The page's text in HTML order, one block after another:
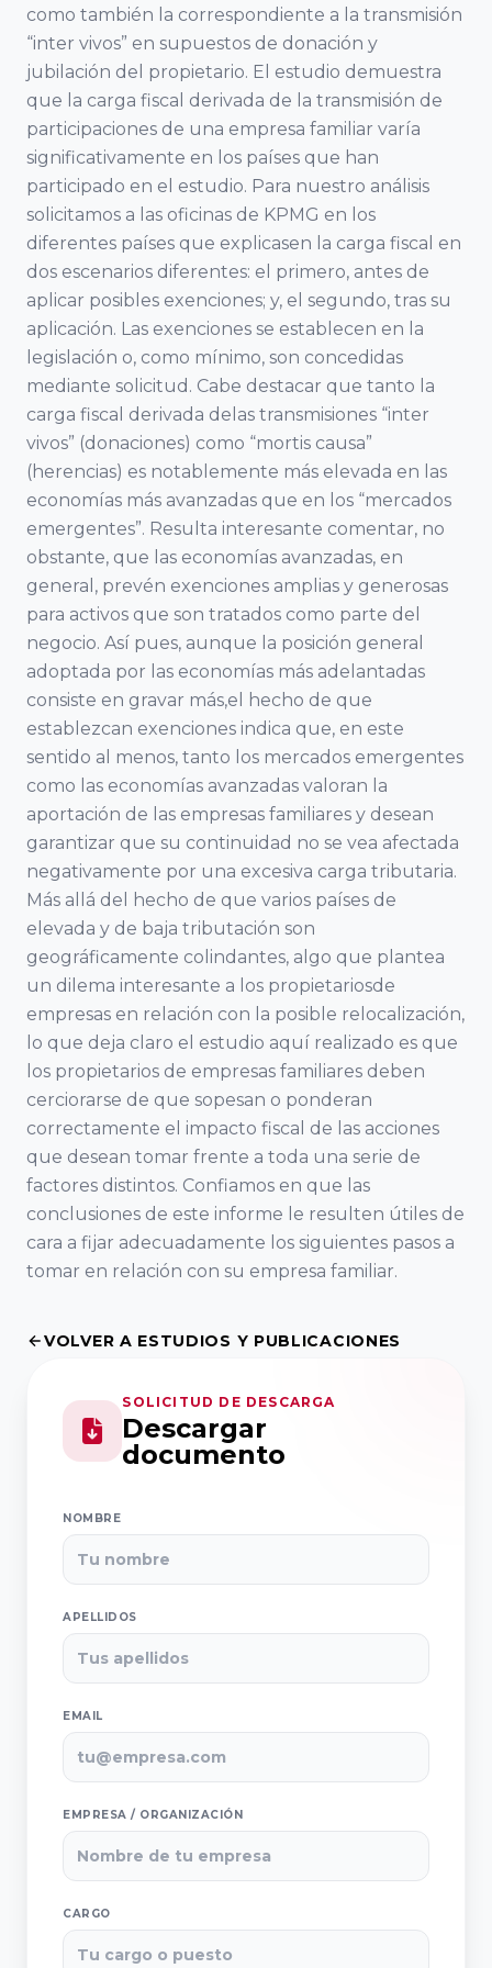
Cátedra de
Empresa
Familiar Mare
Nostrum
Universidad de
Murcia y
Universidad
Politécnica
Cartagena
Universidad
Miguel
Hernández de
Elche
Facultad de
Ciencias
Económicas y
Empresariales,
Universidad de
Alicante
Facultad de
Economía,
Universidad de
Valencia
Universitat de
les Illes
Balears
Facultad de
Economía y
Empresa,
Universidad de
Salamanca
Universidad
Europea
Miguel de
Cervantes
Facultad de
Económicas y
Empresariales,
Universidad de
Ciencias
Universidad de
Facultad de
y Dirección de
Empresas,
Santiago de
Riojana de la
Empresa
Familiar AREF
Asociación de
la Empresa
Familiar de
Madrid
ADEFAM
Empresa
Familiar de
Castilla La
Mancha
AEFCLM
Asociación
Valenciana de
Empresarios
AVE
Asociación de
la Empresa
Familiar de
Canarias EFCA
VER TODO
como también la correspondiente a la transmisión
“inter vivos” en supuestos de donación y
jubilación del propietario. El estudio demuestra
que la carga fiscal derivada de la transmisión de
participaciones de una empresa familiar varía
significativamente en los países que han
participado en el estudio. Para nuestro análisis
solicitamos a las oficinas de KPMG en los
diferentes países que explicasen la carga fiscal en
dos escenarios diferentes: el primero, antes de
aplicar posibles exenciones; y, el segundo, tras su
aplicación. Las exenciones se establecen en la
legislación o, como mínimo, son concedidas
mediante solicitud. Cabe destacar que tanto la
carga fiscal derivada delas transmisiones “inter
vivos” (donaciones) como “mortis causa”
(herencias) es notablemente más elevada en las
economías más avanzadas que en los “mercados
emergentes”. Resulta interesante comentar, no
obstante, que las economías avanzadas, en
general, prevén exenciones amplias y generosas
para activos que son tratados como parte del
negocio. Así pues, aunque la posición general
adoptada por las economías más adelantadas
consiste en gravar más,el hecho de que
establezcan exenciones indica que, en este
sentido al menos, tanto los mercados emergentes
como las economías avanzadas valoran la
aportación de las empresas familiares y desean
garantizar que su continuidad no se vea afectada
negativamente por una excesiva carga tributaria.
Más allá del hecho de que varios países de
elevada y de baja tributación son
geográficamente colindantes, algo que plantea
un dilema interesante a los propietariosde
empresas en relación con la posible relocalización,
lo que deja claro el estudio aquí realizado es que
los propietarios de empresas familiares deben
cerciorarse de que sopesan o ponderan
correctamente el impacto fiscal de las acciones
que desean tomar frente a toda una serie de
factores distintos. Confiamos en que las
conclusiones de este informe le resulten útiles de
cara a fijar adecuadamente los siguientes pasos a
tomar en relación con su empresa familiar.
VOLVER A ESTUDIOS Y PUBLICACIONES
SOLICITUD DE DESCARGA
Descargar
documento
NOMBRE
APELLIDOS
EMAIL
EMPRESA / ORGANIZACIÓN
CARGO